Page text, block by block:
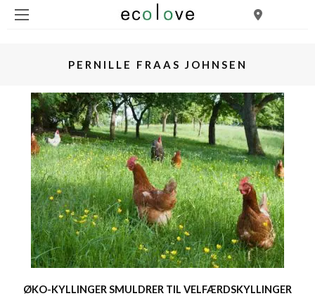
PERNILLE FRAAS JOHNSEN
ØKO-KYLLINGER SMULDRER TIL VELFÆRDSKYLLINGER